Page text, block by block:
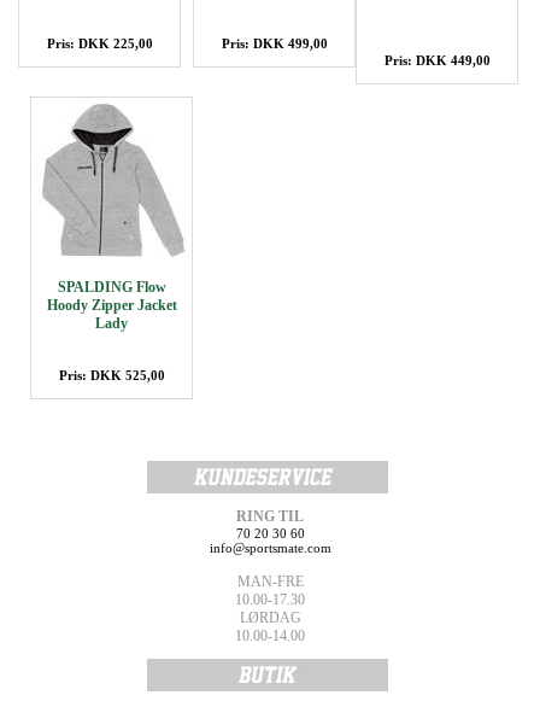
Pris: DKK 225,00 Pris: DKK 499,00
Pris: DKK 449,00
SPALDING Flow
Hoody Zipper Jacket
Lady
Pris: DKK 525,00
RING TIL
70 20 30 60
info@sportsmate.com
MAN-FRE
10.00-17.30
LØRDAG
10.00-14.00